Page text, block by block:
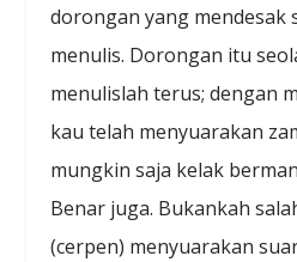
dorongan yang mendesak
menulis. Dorongan itu
menulislah terus; dengan
kau telah menyuarakan
mungkin saja kelak
Benar juga. Bukankah
(cerpen) menyuarakan